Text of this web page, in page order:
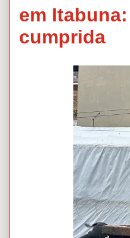
em
cumprida